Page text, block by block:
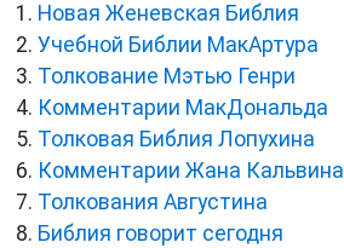
Новая Женевская Библия
Учебной Библии МакАртура
Толкование Мэтью Генри
Комментарии МакДональда
Толковая Библия Лопухина
Комментарии Жана Кальвина
Толкования Августина
Библия говорит сегодня